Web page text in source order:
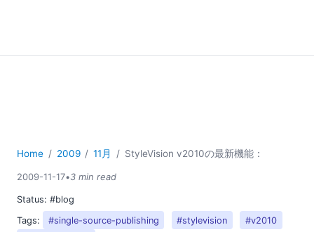
Home 2009 11月 StyleVision v2010の最新機能：
2009-11-17•3 min read
Status: #blog
Tags:
#single-source-publishing #stylevision
#v2010